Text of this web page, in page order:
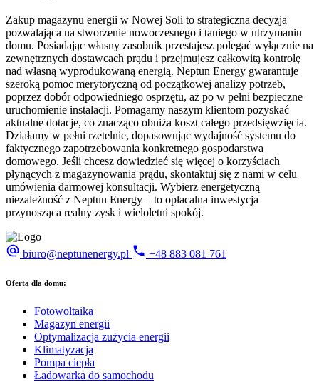
Zakup magazynu energii w Nowej Soli to strategiczna decyzja
pozwalająca na stworzenie nowoczesnego i taniego w utrzymaniu
domu. Posiadając własny zasobnik przestajesz polegać wyłącznie na
zewnętrznych dostawcach prądu i przejmujesz całkowitą kontrolę
nad własną wyprodukowaną energią. Neptun Energy gwarantuje
szeroką pomoc merytoryczną od początkowej analizy potrzeb,
poprzez dobór odpowiedniego osprzętu, aż po w pełni bezpieczne
uruchomienie instalacji. Pomagamy naszym klientom pozyskać
aktualne dotacje, co znacząco obniża koszt całego przedsięwzięcia.
Działamy w pełni rzetelnie, dopasowując wydajność systemu do
faktycznego zapotrzebowania konkretnego gospodarstwa
domowego. Jeśli chcesz dowiedzieć się więcej o korzyściach
płynących z magazynowania prądu, skontaktuj się z nami w celu
umówienia darmowej konsultacji. Wybierz energetyczną
niezależność z Neptun Energy – to opłacalna inwestycja
przynosząca realny zysk i wieloletni spokój.
biuro@neptunenergy.pl +48 883 081 761
Oferta dla domu:
Fotowoltaika
Magazyn energii
Optymalizacja zużycia energii
Klimatyzacja
Pompa ciepła
Ładowarka do samochodu